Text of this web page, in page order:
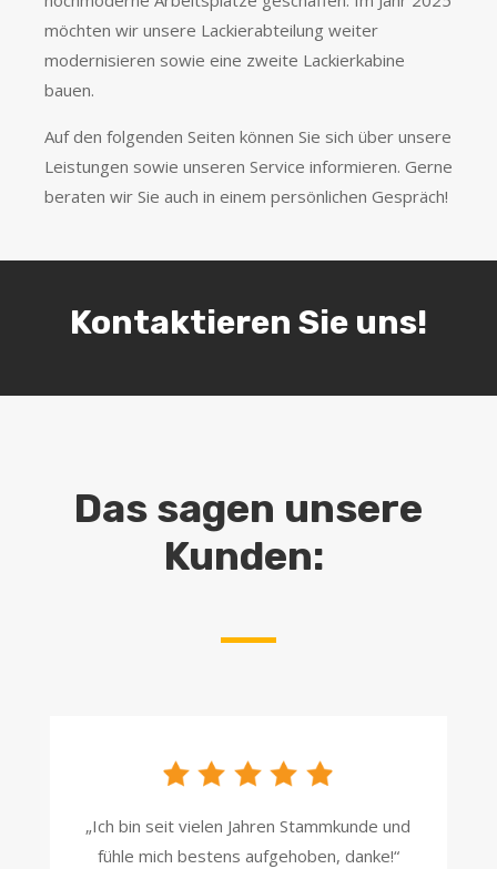
möchten wir unsere Lackierabteilung weiter
modernisieren sowie eine zweite Lackierkabine
bauen.
Auf den folgenden Seiten können Sie sich über unsere
Leistungen sowie unseren Service informieren. Gerne
beraten wir Sie auch in einem persönlichen Gespräch!
Kontaktieren Sie uns!
Das sagen unsere
Kunden:
„Ich bin seit vielen Jahren Stammkunde und
fühle mich bestens aufgehoben, danke!“